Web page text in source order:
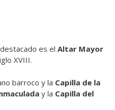
es el Altar Mayor
XVIII.
barroco y la Capilla de la
y la Capilla del